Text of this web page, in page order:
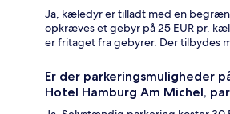
Ja, kæledyr er tilladt med en
opkræves et gebyr på 25 EUR pr.
er fritaget fra gebyrer. Der tilbydes
Er der parkeringsmuligheder
Hotel Hamburg Am Michel,